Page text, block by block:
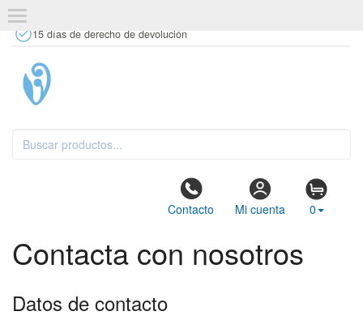
15 días de derecho de devolución
Contacto Mi cuenta 0
Contacta con nosotros
Datos de contacto